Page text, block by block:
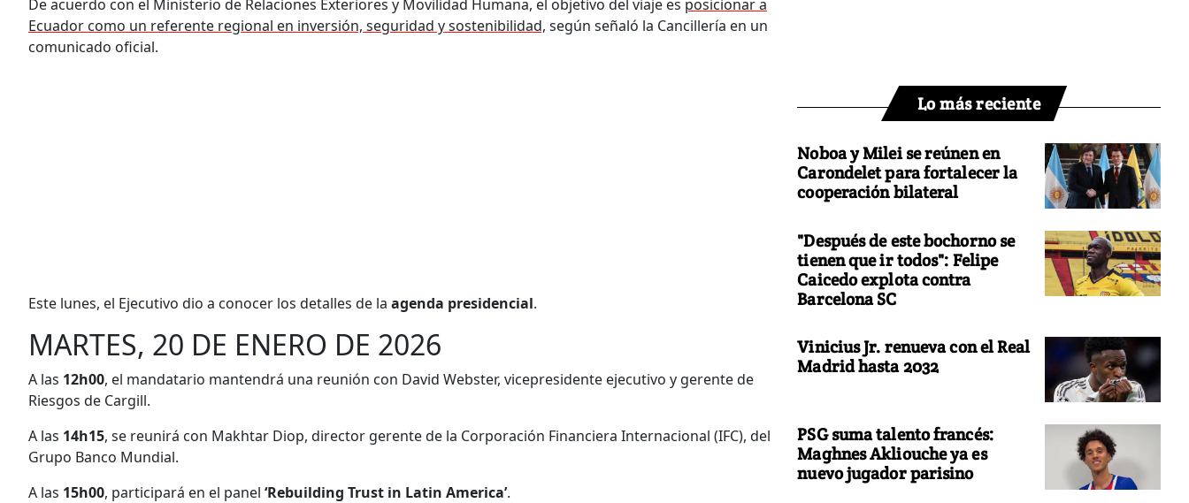
De acuerdo con el Ministerio de Relaciones Exteriores y Movilidad Humana, el objetivo del viaje es posicionar a
Ecuador como un referente regional en inversión, seguridad y sostenibilidad, según señaló la Cancillería en un
comunicado oficial.
Este lunes, el Ejecutivo dio a conocer los detalles de la agenda presidencial.
MARTES, 20 DE ENERO DE 2026
A las 12h00, el mandatario mantendrá una reunión con David Webster, vicepresidente ejecutivo y gerente de
Riesgos de Cargill.
A las 14h15, se reunirá con Makhtar Diop, director gerente de la Corporación Financiera Internacional (IFC), del
Grupo Banco Mundial.
A las 15h00, participará en el panel ‘Rebuilding Trust in Latin America’.
Lo más reciente
Noboa y Milei se reúnen en
Carondelet para fortalecer la
cooperación bilateral
"Después de este bochorno se
tienen que ir todos": Felipe
Caicedo explota contra
Barcelona SC
Vinicius Jr. renueva con el Real
Madrid hasta 2032
PSG suma talento francés:
Maghnes Akliouche ya es
nuevo jugador parisino